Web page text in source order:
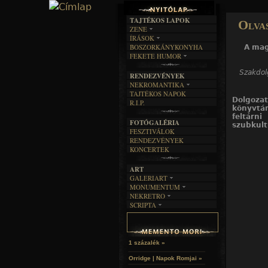
A
feltárni
TAJTÉKOS LAPOK
ZENE
EGYÜTTESEK
INTERJÚK
FORDÍTÁSOK
DALSZÖVEGEK
ÍRÁSOK
IRODALOM
FILM
MŰVÉSZET
ÍRÁSTÖRTÉNET
BOSZORKÁNYKONYHA
FEKETE HUMOR
SZÖVEGES
RENDEZVÉNYEK
NEKROMANTIKA
AKTUÁLIS
A MÚLT
TAJTÉKOS NAPOK
R.I.P.
FOTÓGALÉRIA
FESZTIVÁLOK
RENDEZVÉNYEK
KONCERTEK
ART
GALERIART
ARTGALERI
KÉPREGÉNYEK
LAKÁSKULTS
MONUMENTUM
TEMETŐK
TEMPLOMOK
HELYEK
NEKRETRO
SZUBKULT
RELIKVIÁK
SCRIPTA
NOVELLÁK
HALÁLTÁNC
1 százalék »
Orridge | Napok Romjai »